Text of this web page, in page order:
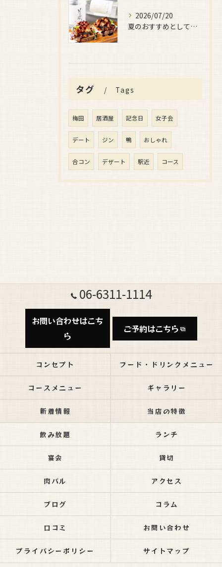
2026/07/20
夏のおすすめとしてぜひ味わっていただきたいのが、
タグ Tags
梅田 居酒屋 記念日 女子会
デート ジン 鴨 おしゃれ
合コン デザート 駅近 コース
06-6311-1114
お問い合わせはこち
ら
ご予約はこちら
コンセプト フード・ドリンクメニュー
コースメニュー ギャラリー
新着情報 当店の特徴
飲み放題 ランチ
宴会 貸切
肉バル アクセス
ブログ コラム
口コミ お問い合わせ
プライバシーポリシー サイトマップ